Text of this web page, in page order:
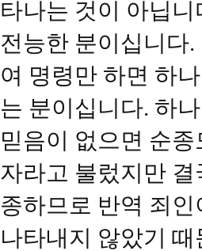
타나는 것이 아닙
전능한 분이십니다
여 명령만 하면 하
는 분이십니다. 하
믿음이 없으면 순
자라고 불렀지만
종하므로 반역 죄
나타내지 않았기